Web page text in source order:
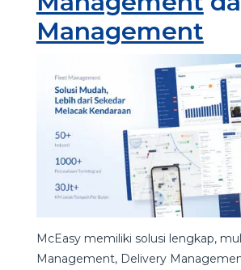
Management
McEasy memiliki solusi lengkap,
Management, Delivery